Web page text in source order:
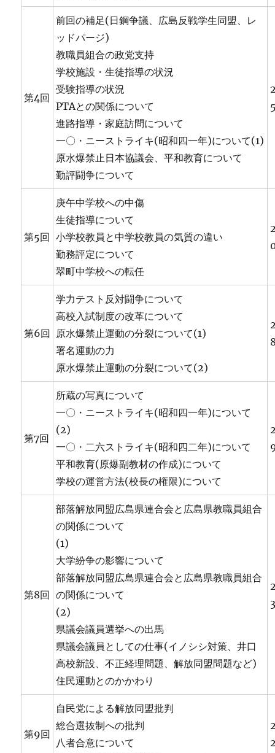
第4回
前回の補足(日鋼争議、広島反戦学生同盟、レ
ッドパージ)
教職員組合の政党支持
学校施設・生徒指導の状況
受験指導の状況
PTAとの関係について
進路指導・家庭訪問について
一〇・ニーストライキ(昭和四一年)について(1)
原水爆禁止日本協議会、平和教育について
勤評闘争について
第5回
庚午中学校への中傷
生徒指導について
小学校教員と中学校教員の気質の違い
勤務評定について
翠町中学校への転任
第6回
学力テスト反対闘争について
高校入試制度の改革について
原水爆禁止運動の分裂について(1)
署名運動の力
原水爆禁止運動の分裂について(2)
第7回
所蔵の写真について
一〇・ニーストライキ(昭和四一年)について
(2)
一〇・二六ストライキ(昭和四二年)について
平和教育(原爆副教材の作成)について
学校の運営方法(校長の権限)について
第8回
部落解放同盟広島県連合会と広島県教職員組合
の関係について
(1)
大学紛争の影響について
部落解放同盟広島県連合会と広島県教職員組合
の関係について
(2)
県議会議員選挙への出馬
県議会議員としての仕事(イノシシ対策、井口
高校新設、不正経理問題、解放同盟問題など)
住民運動とのかかわり
第9回
自民党による解放同盟批判
総合選抜制への批判
八者合意について